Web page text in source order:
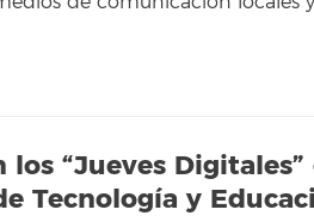
“Jueves Digitales”
Tecnología y